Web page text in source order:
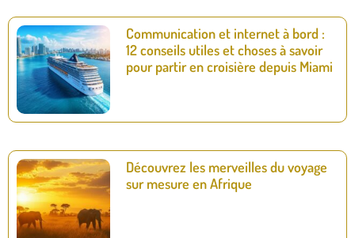
Communication et internet à bord :
12 conseils utiles et choses à savoir
pour partir en croisière depuis Miami
Découvrez les merveilles du voyage
sur mesure en Afrique